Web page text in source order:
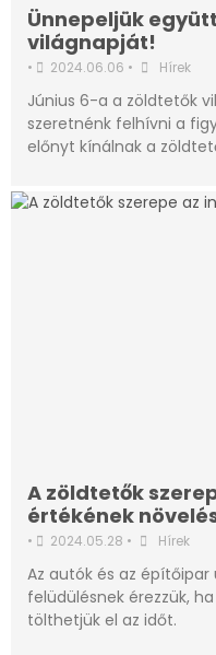
Ünnepeljük
világnapját!
• 2024.06.06 • Hírek
Június 6-a a zöldtetők
szeretnénk felhívni a
előnyt kínálnak a
A zöldtetők
értékének
• 2024.05.28 • Hírek
Az autók és az
felüdülésnek érezzük,
tölthetjük el az időt.